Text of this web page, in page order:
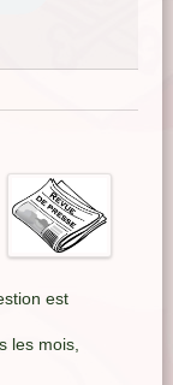
est
les mois,